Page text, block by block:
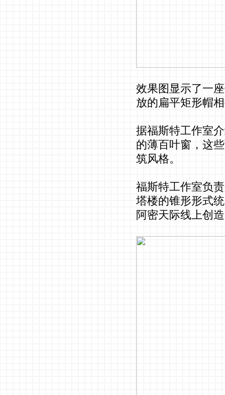
效果图显示了一
放的扁平矩形帽
据福斯特工作室
的薄百叶窗，这
筑风格。
福斯特工作室负
塔楼的锥形形式
阿密天际线上创